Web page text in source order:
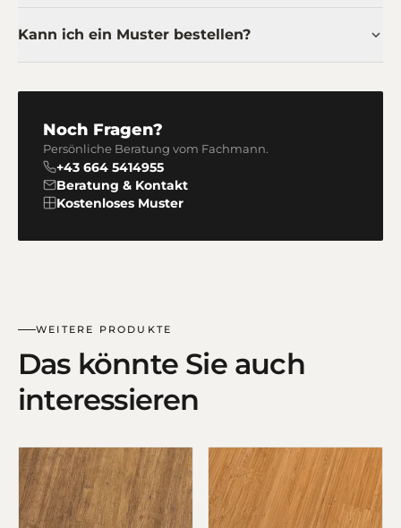
Kann ich ein Muster bestellen?
Noch Fragen?
Persönliche Beratung vom Fachmann.
+43 664 5414955
Beratung & Kontakt
Kostenloses Muster
WEITERE PRODUKTE
Das könnte Sie auch
interessieren